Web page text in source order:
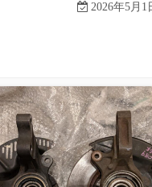
2026年5月1